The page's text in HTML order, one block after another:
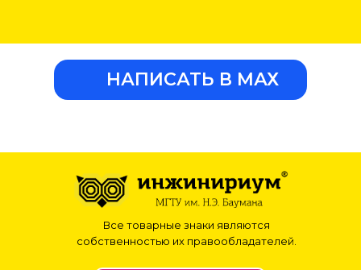
НАПИСАТЬ В МАХ
Все товарные знаки являются
собственностью их правообладателей.